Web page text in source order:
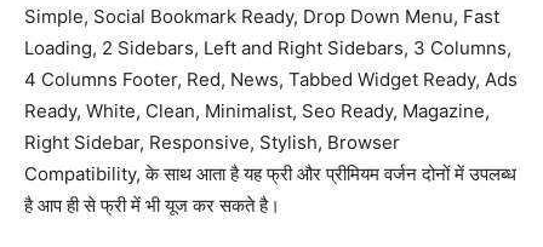
Simple, Social Bookmark Ready, Drop Down Menu, Fast
Loading, 2 Sidebars, Left and Right Sidebars, 3 Columns,
4 Columns Footer, Red, News, Tabbed Widget Ready, Ads
Ready, White, Clean, Minimalist, Seo Ready, Magazine,
Right Sidebar, Responsive, Stylish, Browser
Compatibility, के साथ आता है यह फ्री और प्रीमियम वर्जन दोनों में उपलब्ध
है आप ही से फ्री में भी यूज कर सकते है।